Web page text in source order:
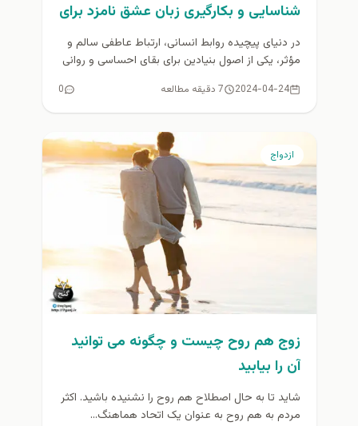
شناسایی و بکارگیری زبان عشق نامزد برای
بهبود ارتباط.
در دنیای پیچیده روابط انسانی، ارتباط عاطفی سالم و
مؤثر، یکی از اصول بنیادین برای بقای احساسی و روانی
2024-04-24 7 دقیقه مطالعه 0
ازدواج
زوج هم روح چیست و چگونه می توانید
آن را بیابید
شاید تا به حال اصطلاح هم روح را نشنیده باشید. اکثر
مردم به هم‌ روح به‌ عنوان یک اتحاد هماهنگ...